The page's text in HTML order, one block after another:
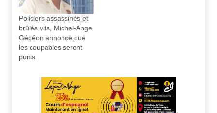
Policiers assassinés et
brûlés vifs, Michel-Ange
Gédéon annonce que
les coupables seront
punis